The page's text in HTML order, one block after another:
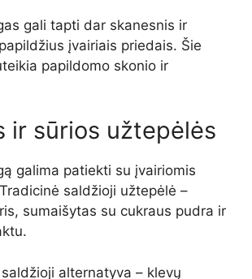
gali tapti dar skanesnis ir
įvairiais priedais. Šie
papildomo skonio ir
ir sūrios užtepėlės
galima patiekti su įvairiomis
saldžioji užtepėlė –
sumaišytas su cukraus pudra ir
alternatyva – klevų